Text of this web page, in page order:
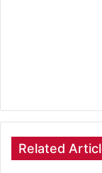
Related